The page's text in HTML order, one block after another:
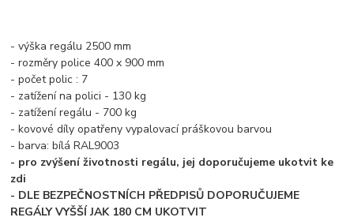
- výška regálu 2500 mm
- rozměry police 400 x 900 mm
- počet polic : 7
- zatížení na polici - 130 kg
- zatížení regálu - 700 kg
- kovové díly opatřeny vypalovací práškovou barvou
- barva: bílá RAL9003
- pro zvýšení životnosti regálu, jej doporučujeme ukotvit ke
zdi
- DLE BEZPEČNOSTNÍCH PŘEDPISŮ DOPORUČUJEME
REGÁLY VYŠŠÍ JAK 180 CM UKOTVIT